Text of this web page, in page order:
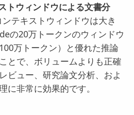
トウィンドウによる文書分
テキストウィンドウは大き
の20万トークンのウィンドウ
万トークン）と優れた推論
とで、ボリュームよりも正確
ビュー、研究論文分析、およ
に非常に効果的です。